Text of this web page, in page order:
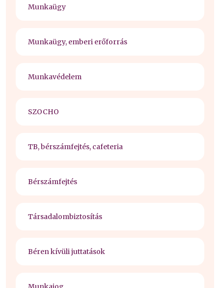
Munkaügy
Munkaügy, emberi erőforrás
Munkavédelem
SZOCHO
TB, bérszámfejtés, cafeteria
Bérszámfejtés
Társadalombiztosítás
Béren kívüli juttatások